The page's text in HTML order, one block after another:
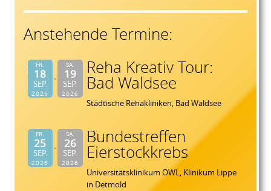
Anstehende Termine:
FR.
18
SEP.
2026
SA.
19
SEP.
2026
Reha Kreativ Tour:
Bad Waldsee
Städtische Rehakliniken, Bad Waldsee
FR.
25
SEP.
2026
SA.
26
SEP.
2026
Bundestreffen
Eierstockkrebs
Universitätsklinikum OWL, Klinikum Lippe
in Detmold